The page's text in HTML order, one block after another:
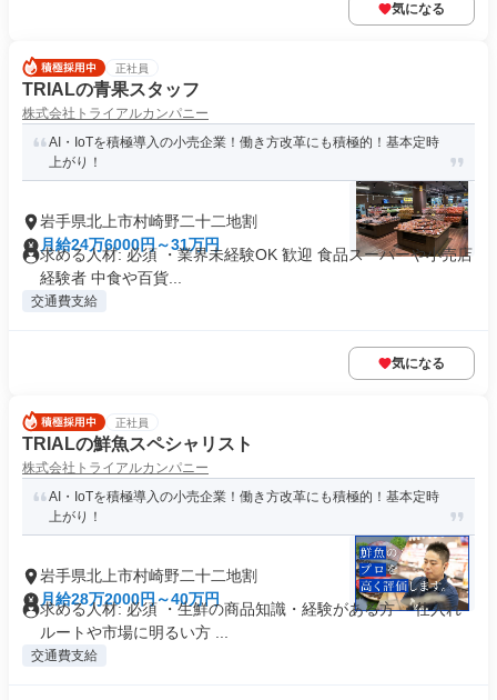
気になる
正社員
TRIALの青果スタッフ
株式会社トライアルカンパニー
AI・IoTを積極導入の小売企業！働き方改革にも積極的！基本定時
上がり！
岩手県北上市村崎野二十二地割
月給24万6000円～31万円
求める人材: 必須 ・業界未経験OK 歓迎 食品スーパーや小売店
経験者 中食や百貨...
交通費支給
気になる
正社員
TRIALの鮮魚スペシャリスト
株式会社トライアルカンパニー
AI・IoTを積極導入の小売企業！働き方改革にも積極的！基本定時
上がり！
岩手県北上市村崎野二十二地割
月給28万2000円～40万円
求める人材: 必須 ・生鮮の商品知識・経験がある方 ・仕入れ
ルートや市場に明るい方 ...
交通費支給